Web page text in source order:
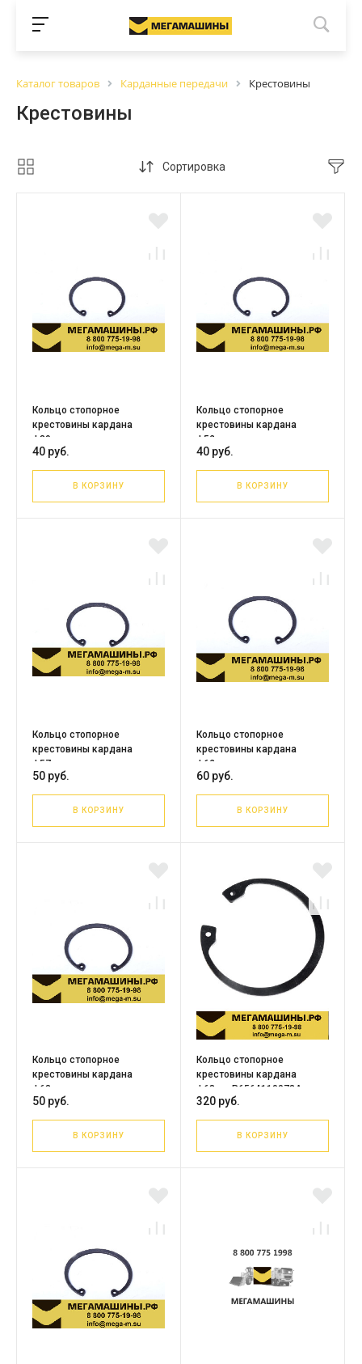
Каталог товаров Карданные передачи Крестовины
Крестовины
Сортировка
Кольцо стопорное
крестовины кардана
ф39мм
40 руб.
В КОРЗИНУ
Кольцо стопорное
крестовины кардана
ф52мм
40 руб.
В КОРЗИНУ
Кольцо стопорное
крестовины кардана
ф57мм
50 руб.
В КОРЗИНУ
Кольцо стопорное
крестовины кардана
ф62мм
60 руб.
В КОРЗИНУ
Кольцо стопорное
крестовины кардана
ф63мм
50 руб.
В КОРЗИНУ
Кольцо стопорное
крестовины кардана
ф68мм P6564110073A
320 руб.
В КОРЗИНУ